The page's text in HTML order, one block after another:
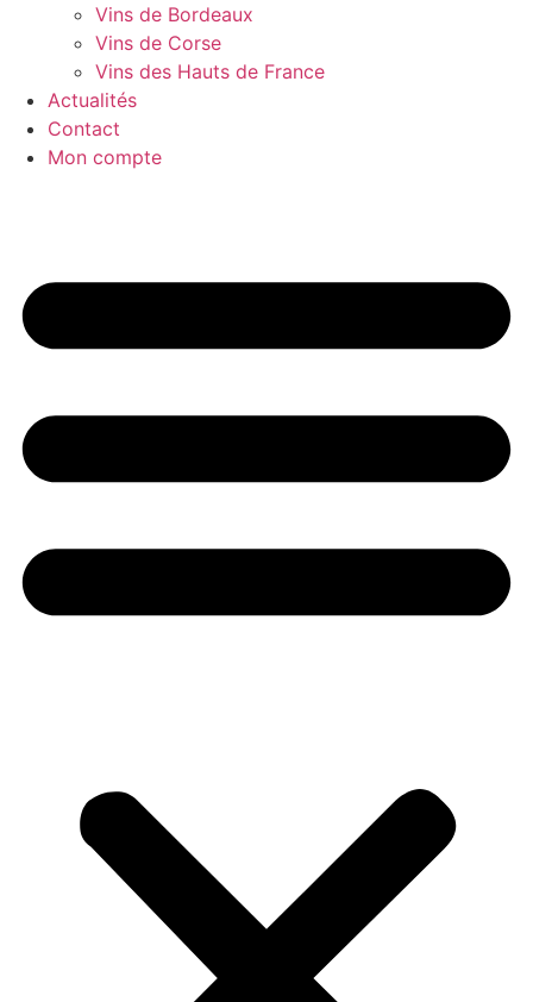
Vins de Bordeaux
Vins de Corse
Vins des Hauts de France
Actualités
Contact
Mon compte